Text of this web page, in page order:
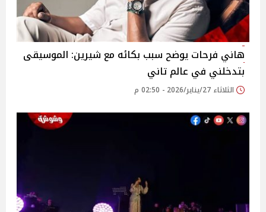
هاني فرحات يوضح سبب بكائه مع شيرين: الموسيقى
بتدخلني في عالم تاني
الثلاثاء 27/يناير/2026 - 02:50 م